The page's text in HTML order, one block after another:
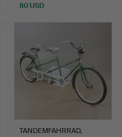
80 USD
TANDEMFAHRRAD,